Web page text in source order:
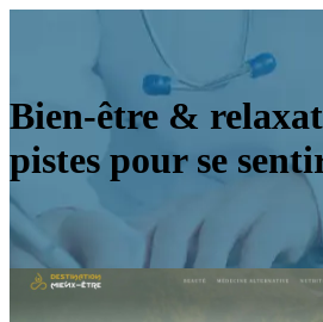
Bien-être &
pistes pour se